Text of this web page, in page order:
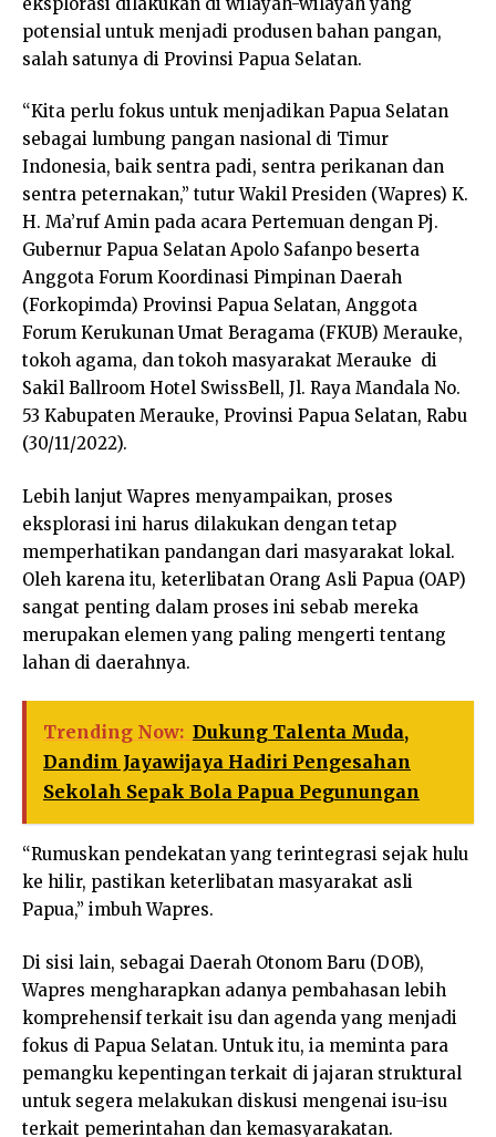
potensial untuk menjadi produsen bahan pangan,
salah satunya di Provinsi Papua Selatan.
“Kita perlu fokus untuk menjadikan Papua Selatan
sebagai lumbung pangan nasional di Timur
Indonesia, baik sentra padi, sentra perikanan dan
sentra peternakan,” tutur Wakil Presiden (Wapres) K.
H. Ma’ruf Amin pada acara Pertemuan dengan Pj.
Gubernur Papua Selatan Apolo Safanpo beserta
Anggota Forum Koordinasi Pimpinan Daerah
(Forkopimda) Provinsi Papua Selatan, Anggota
Forum Kerukunan Umat Beragama (FKUB) Merauke,
tokoh agama, dan tokoh masyarakat Merauke di
Sakil Ballroom Hotel SwissBell, Jl. Raya Mandala No.
53 Kabupaten Merauke, Provinsi Papua Selatan, Rabu
(30/11/2022).
Lebih lanjut Wapres menyampaikan, proses
eksplorasi ini harus dilakukan dengan tetap
memperhatikan pandangan dari masyarakat lokal.
Oleh karena itu, keterlibatan Orang Asli Papua (OAP)
sangat penting dalam proses ini sebab mereka
merupakan elemen yang paling mengerti tentang
lahan di daerahnya.
Trending Now: Dukung Talenta Muda,
Dandim Jayawijaya Hadiri Pengesahan
Sekolah Sepak Bola Papua Pegunungan
“Rumuskan pendekatan yang terintegrasi sejak hulu
ke hilir, pastikan keterlibatan masyarakat asli
Papua,” imbuh Wapres.
Di sisi lain, sebagai Daerah Otonom Baru (DOB),
Wapres mengharapkan adanya pembahasan lebih
komprehensif terkait isu dan agenda yang menjadi
fokus di Papua Selatan. Untuk itu, ia meminta para
pemangku kepentingan terkait di jajaran struktural
untuk segera melakukan diskusi mengenai isu-isu
terkait pemerintahan dan kemasyarakatan.